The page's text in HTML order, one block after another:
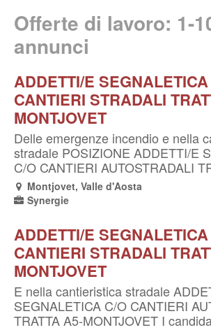
Offerte di lavoro: 1-
annunci
ADDETTI/E
CANTIERI STRADALI
MONTJOVET
Delle emergenze incendio e nella
stradale POSIZIONE ADDETTI/E
C/O CANTIERI AUTOSTRADALI
Montjovet, Valle d'Aosta
Synergie
ADDETTI/E
CANTIERI STRADALI
MONTJOVET
E nella cantieristica stradale
SEGNALETICA C/O CANTIERI
TRATTA A5-MONTJOVET I